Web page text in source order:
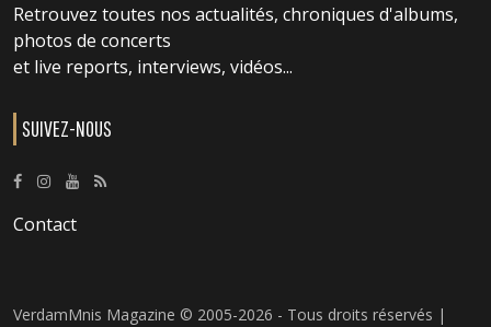
Retrouvez toutes nos actualités, chroniques d'albums,
photos de concerts
et live reports, interviews, vidéos...
SUIVEZ-NOUS
Contact
VerdamMnis Magazine © 2005-2026 - Tous droits réservés |